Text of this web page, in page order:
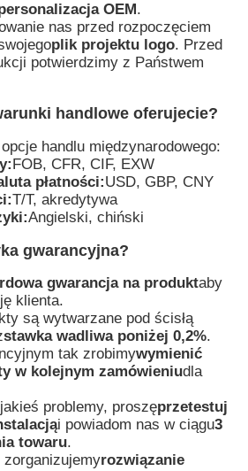
OEM .
nas przed rozpoczęciem
plik projektu logo. Przed
potwierdzimy z Państwem
handlowe oferujecie?
handlu międzynarodowego:
FOB, CFR, CIF, EXW
płatności:USD, GBP, CNY
T/T, akredytywa
Angielski, chiński
gwarancyjna?
gwarancja na produktaby
klienta.
są wytwarzane pod ścisłą
stawka wadliwa poniżej 0,2%.
tak zrobimywymienić
w kolejnym zamówieniudla
problemy, proszęprzetestuj
i powiadom nas w ciągu3
towaru.
zorganizujemyrozwiązanie